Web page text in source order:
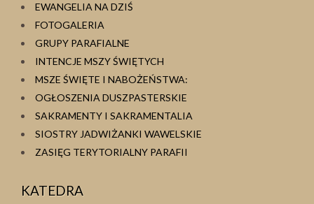
EWANGELIA NA DZIŚ
FOTOGALERIA
GRUPY PARAFIALNE
INTENCJE MSZY ŚWIĘTYCH
MSZE ŚWIĘTE I NABOŻEŃSTWA:
OGŁOSZENIA DUSZPASTERSKIE
SAKRAMENTY I SAKRAMENTALIA
SIOSTRY JADWIŻANKI WAWELSKIE
ZASIĘG TERYTORIALNY PARAFII
KATEDRA